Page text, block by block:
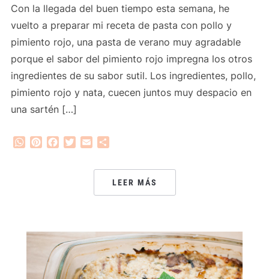
Con la llegada del buen tiempo esta semana, he
vuelto a preparar mi receta de pasta con pollo y
pimiento rojo, una pasta de verano muy agradable
porque el sabor del pimiento rojo impregna los otros
ingredientes de su sabor sutil. Los ingredientes, pollo,
pimiento rojo y nata, cuecen juntos muy despacio en
una sartén […]
WhatsApp
PinterestFacebook
Twitter
Email
LEER MÁS